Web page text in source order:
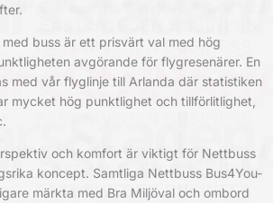
buss är ett prisvärt val med hög
avgörande för flygresenärer. En
med vår flyglinje till Arlanda där statistiken
mycket hög punktlighet och tillförlitlighet,
och komfort är viktigt för Nettbuss
koncept. Samtliga Nettbuss Bus4You-
märkta med Bra Miljöval och ombord